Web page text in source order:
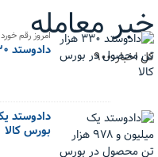
خبر معامله
کل اخبار:900
امروز رقم خورد
دادوستد ۳۳۰ هزار تن محصول در بورس کالا
بورس کالا